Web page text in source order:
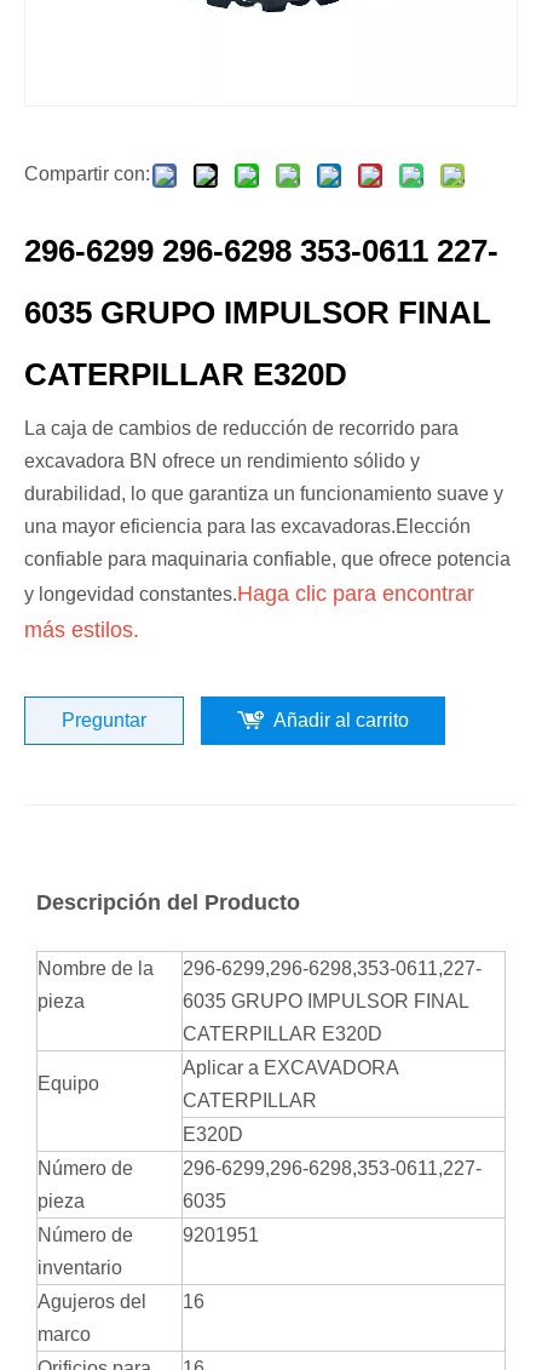
Compartir con:
296-6299 296-6298 353-0611 227-
6035 GRUPO IMPULSOR FINAL
CATERPILLAR E320D
La caja de cambios de reducción de recorrido para
excavadora BN ofrece un rendimiento sólido y
durabilidad, lo que garantiza un funcionamiento suave y
una mayor eficiencia para las excavadoras.Elección
confiable para maquinaria confiable, que ofrece potencia
y longevidad constantes.Haga clic para encontrar
más estilos.
Preguntar Añadir al carrito
Descripción del Producto
Nombre de la
pieza
296-6299,296-6298,353-0611,227-
6035 GRUPO IMPULSOR FINAL
CATERPILLAR E320D
Equipo
Aplicar a EXCAVADORA
CATERPILLAR
E320D
Número de
pieza
296-6299,296-6298,353-0611,227-
6035
Número de
inventario
9201951
Agujeros del
marco
16